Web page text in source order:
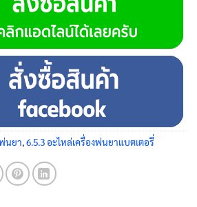
นยา 6.5.3 อะไหล่เครื่องพ่นยาแบตเตอรี่